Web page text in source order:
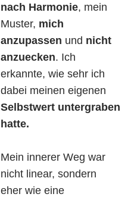
nach Harmonie, mein
Muster, mich
anzupassen und nicht
anzuecken. Ich
erkannte, wie sehr ich
dabei meinen eigenen
Selbstwert untergraben
hatte.
Mein innerer Weg war
nicht linear, sondern
eher wie eine